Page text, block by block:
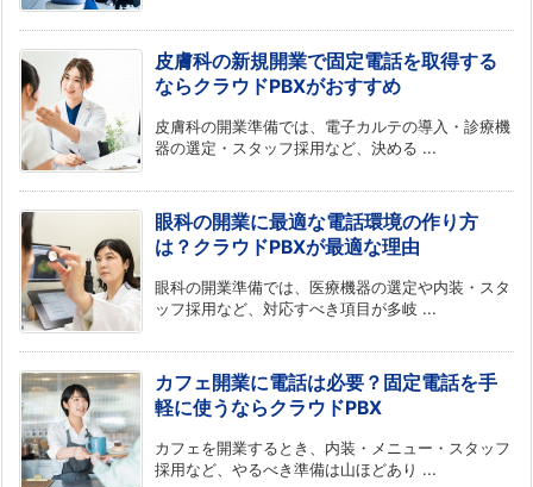
皮膚科の新規開業で固定電話を取得する
ならクラウドPBXがおすすめ
皮膚科の開業準備では、電子カルテの導入・診療機
器の選定・スタッフ採用など、決める ...
眼科の開業に最適な電話環境の作り方
は？クラウドPBXが最適な理由
眼科の開業準備では、医療機器の選定や内装・スタ
ッフ採用など、対応すべき項目が多岐 ...
カフェ開業に電話は必要？固定電話を手
軽に使うならクラウドPBX
カフェを開業するとき、内装・メニュー・スタッフ
採用など、やるべき準備は山ほどあり ...